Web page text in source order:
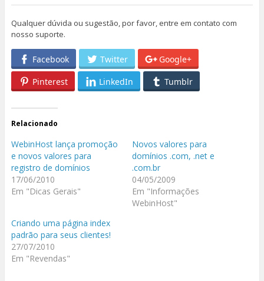
Qualquer dúvida ou sugestão, por favor, entre em contato com
nosso suporte.
Facebook Twitter
Google+
Pinterest
LinkedIn Tumblr
Relacionado
WebinHost lança promoção
e novos valores para
registro de domínios
17/06/2010
Em "Dicas Gerais"
Novos valores para
domínios .com, .net e
.com.br
04/05/2009
Em "Informações
WebinHost"
Criando uma página index
padrão para seus clientes!
27/07/2010
Em "Revendas"